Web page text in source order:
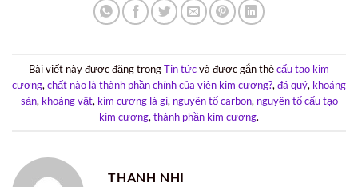
Bài viết này được đăng trongTin tứcvà được gắn thẻcấu tạo kim
cương, chất nào là thành phần chính của viên kim cương?, đá quý, khoáng
sản, khoáng vật, kim cương là gì, nguyên tố carbon, nguyên tố cấu tạo
kim cương, thành phần kim cương.
THANH NHI